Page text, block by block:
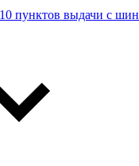
пунктов выдачи с